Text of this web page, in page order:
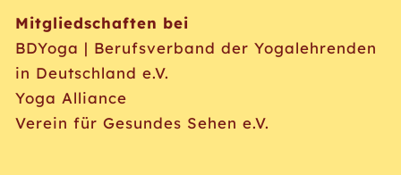
Mitgliedschaften bei
BDYoga | Berufsverband der Yogalehrenden
in Deutschland e.V.
Yoga Alliance
Verein für Gesundes Sehen e.V.